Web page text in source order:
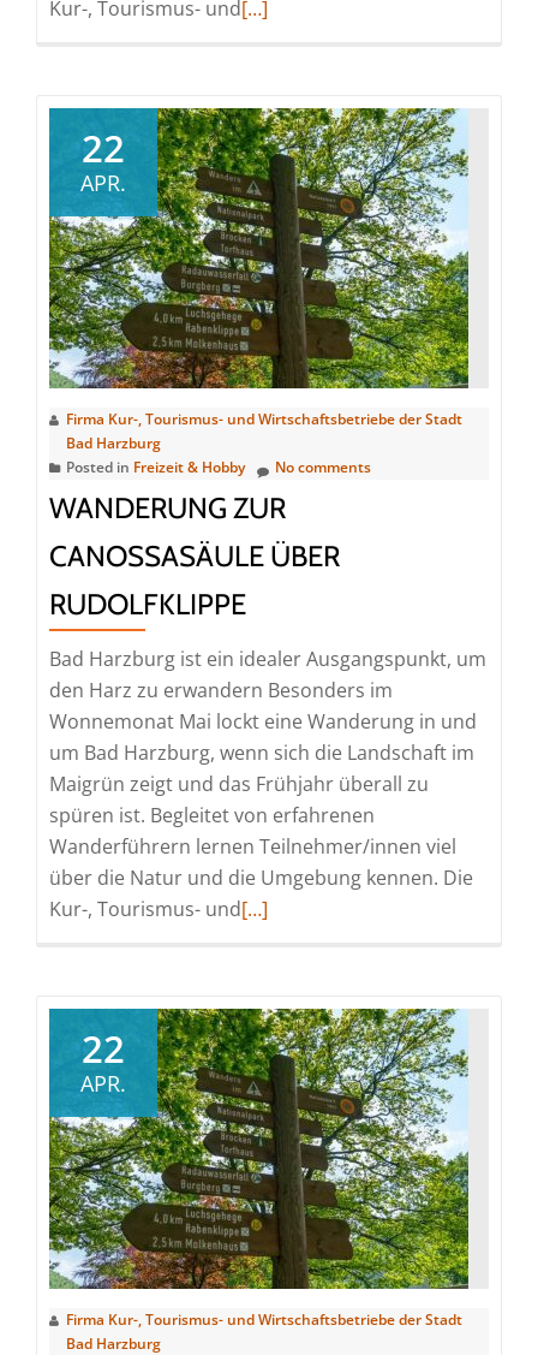
Kur-, Tourismus- undRead
entlang
des
Buchenwaldes
[…]
22
APR.
Firma Kur-, Tourismus- und Wirtschaftsbetriebe der Stadt
Bad Harzburg
Posted in Freizeit & Hobby No comments
WANDERUNG ZUR
CANOSSASÄULE ÜBER
RUDOLFKLIPPE
Bad Harzburg ist ein idealer Ausgangspunkt, um
den Harz zu erwandern Besonders im
Wonnemonat Mai lockt eine Wanderung in und
um Bad Harzburg, wenn sich die Landschaft im
Maigrün zeigt und das Frühjahr überall zu
spüren ist. Begleitet von erfahrenen
Wanderführern lernen Teilnehmer/innen viel
über die Natur und die Umgebung kennen. Die
Kur-, Tourismus- undRead
zur
Canossasäule
über
Rudolfklippe
[…]
22
APR.
Firma Kur-, Tourismus- und Wirtschaftsbetriebe der Stadt
Bad Harzburg